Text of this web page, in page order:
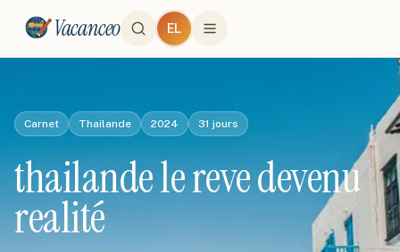
Vacanceo EL
Carnet Thailande 2024 31 jours
thailande le reve devenu
realité